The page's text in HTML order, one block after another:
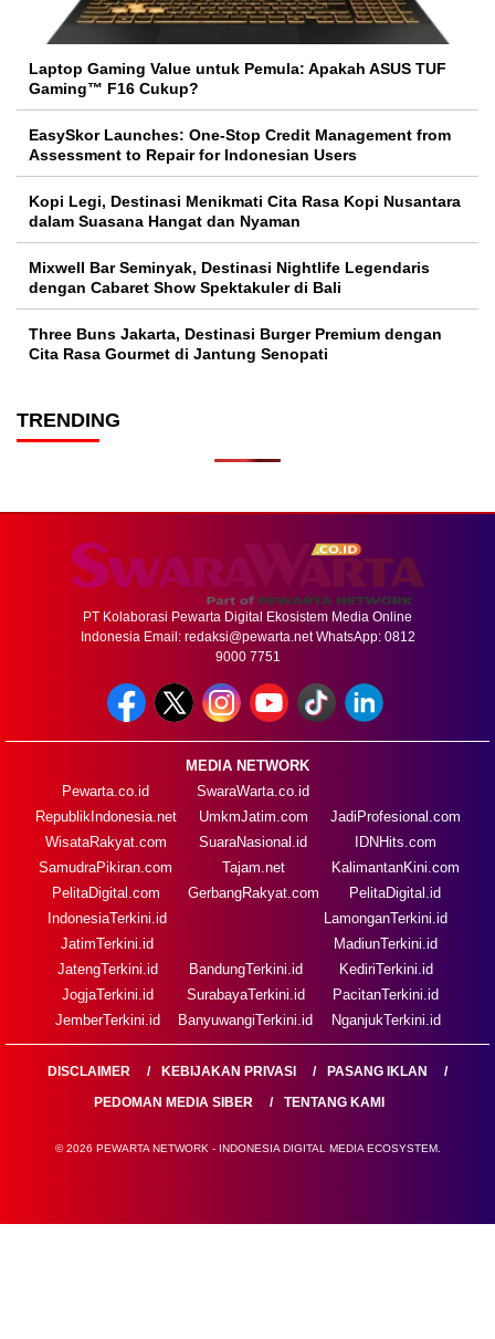
Laptop Gaming Value untuk Pemula: Apakah ASUS TUF
Gaming™ F16 Cukup?
EasySkor Launches: One-Stop Credit Management from
Assessment to Repair for Indonesian Users
Kopi Legi, Destinasi Menikmati Cita Rasa Kopi Nusantara
dalam Suasana Hangat dan Nyaman
Mixwell Bar Seminyak, Destinasi Nightlife Legendaris
dengan Cabaret Show Spektakuler di Bali
Three Buns Jakarta, Destinasi Burger Premium dengan
Cita Rasa Gourmet di Jantung Senopati
TRENDING
PT Kolaborasi Pewarta Digital Ekosistem Media Online
Indonesia Email: redaksi@pewarta.netWhatsApp: 0812
9000 7751
MEDIA NETWORK
Pewarta.co.id
RepublikIndonesia.net
WisataRakyat.com
SamudraPikiran.com
PelitaDigital.com
SwaraWarta.co.id
UmkmJatim.com
SuaraNasional.id
Tajam.net
GerbangRakyat.com
JadiProfesional.com
IDNHits.com
KalimantanKini.com
PelitaDigital.id
IndonesiaTerkini.id
JatimTerkini.id
JatengTerkini.id
JogjaTerkini.id
JemberTerkini.id
BandungTerkini.id
SurabayaTerkini.id
BanyuwangiTerkini.id
LamonganTerkini.id
MadiunTerkini.id
KediriTerkini.id
PacitanTerkini.id
NganjukTerkini.id
DISCLAIMER KEBIJAKAN PRIVASI
PASANG IKLAN
PEDOMAN MEDIA SIBER
TENTANG KAMI
© 2026 PEWARTA NETWORK - INDONESIA DIGITAL MEDIA ECOSYSTEM.